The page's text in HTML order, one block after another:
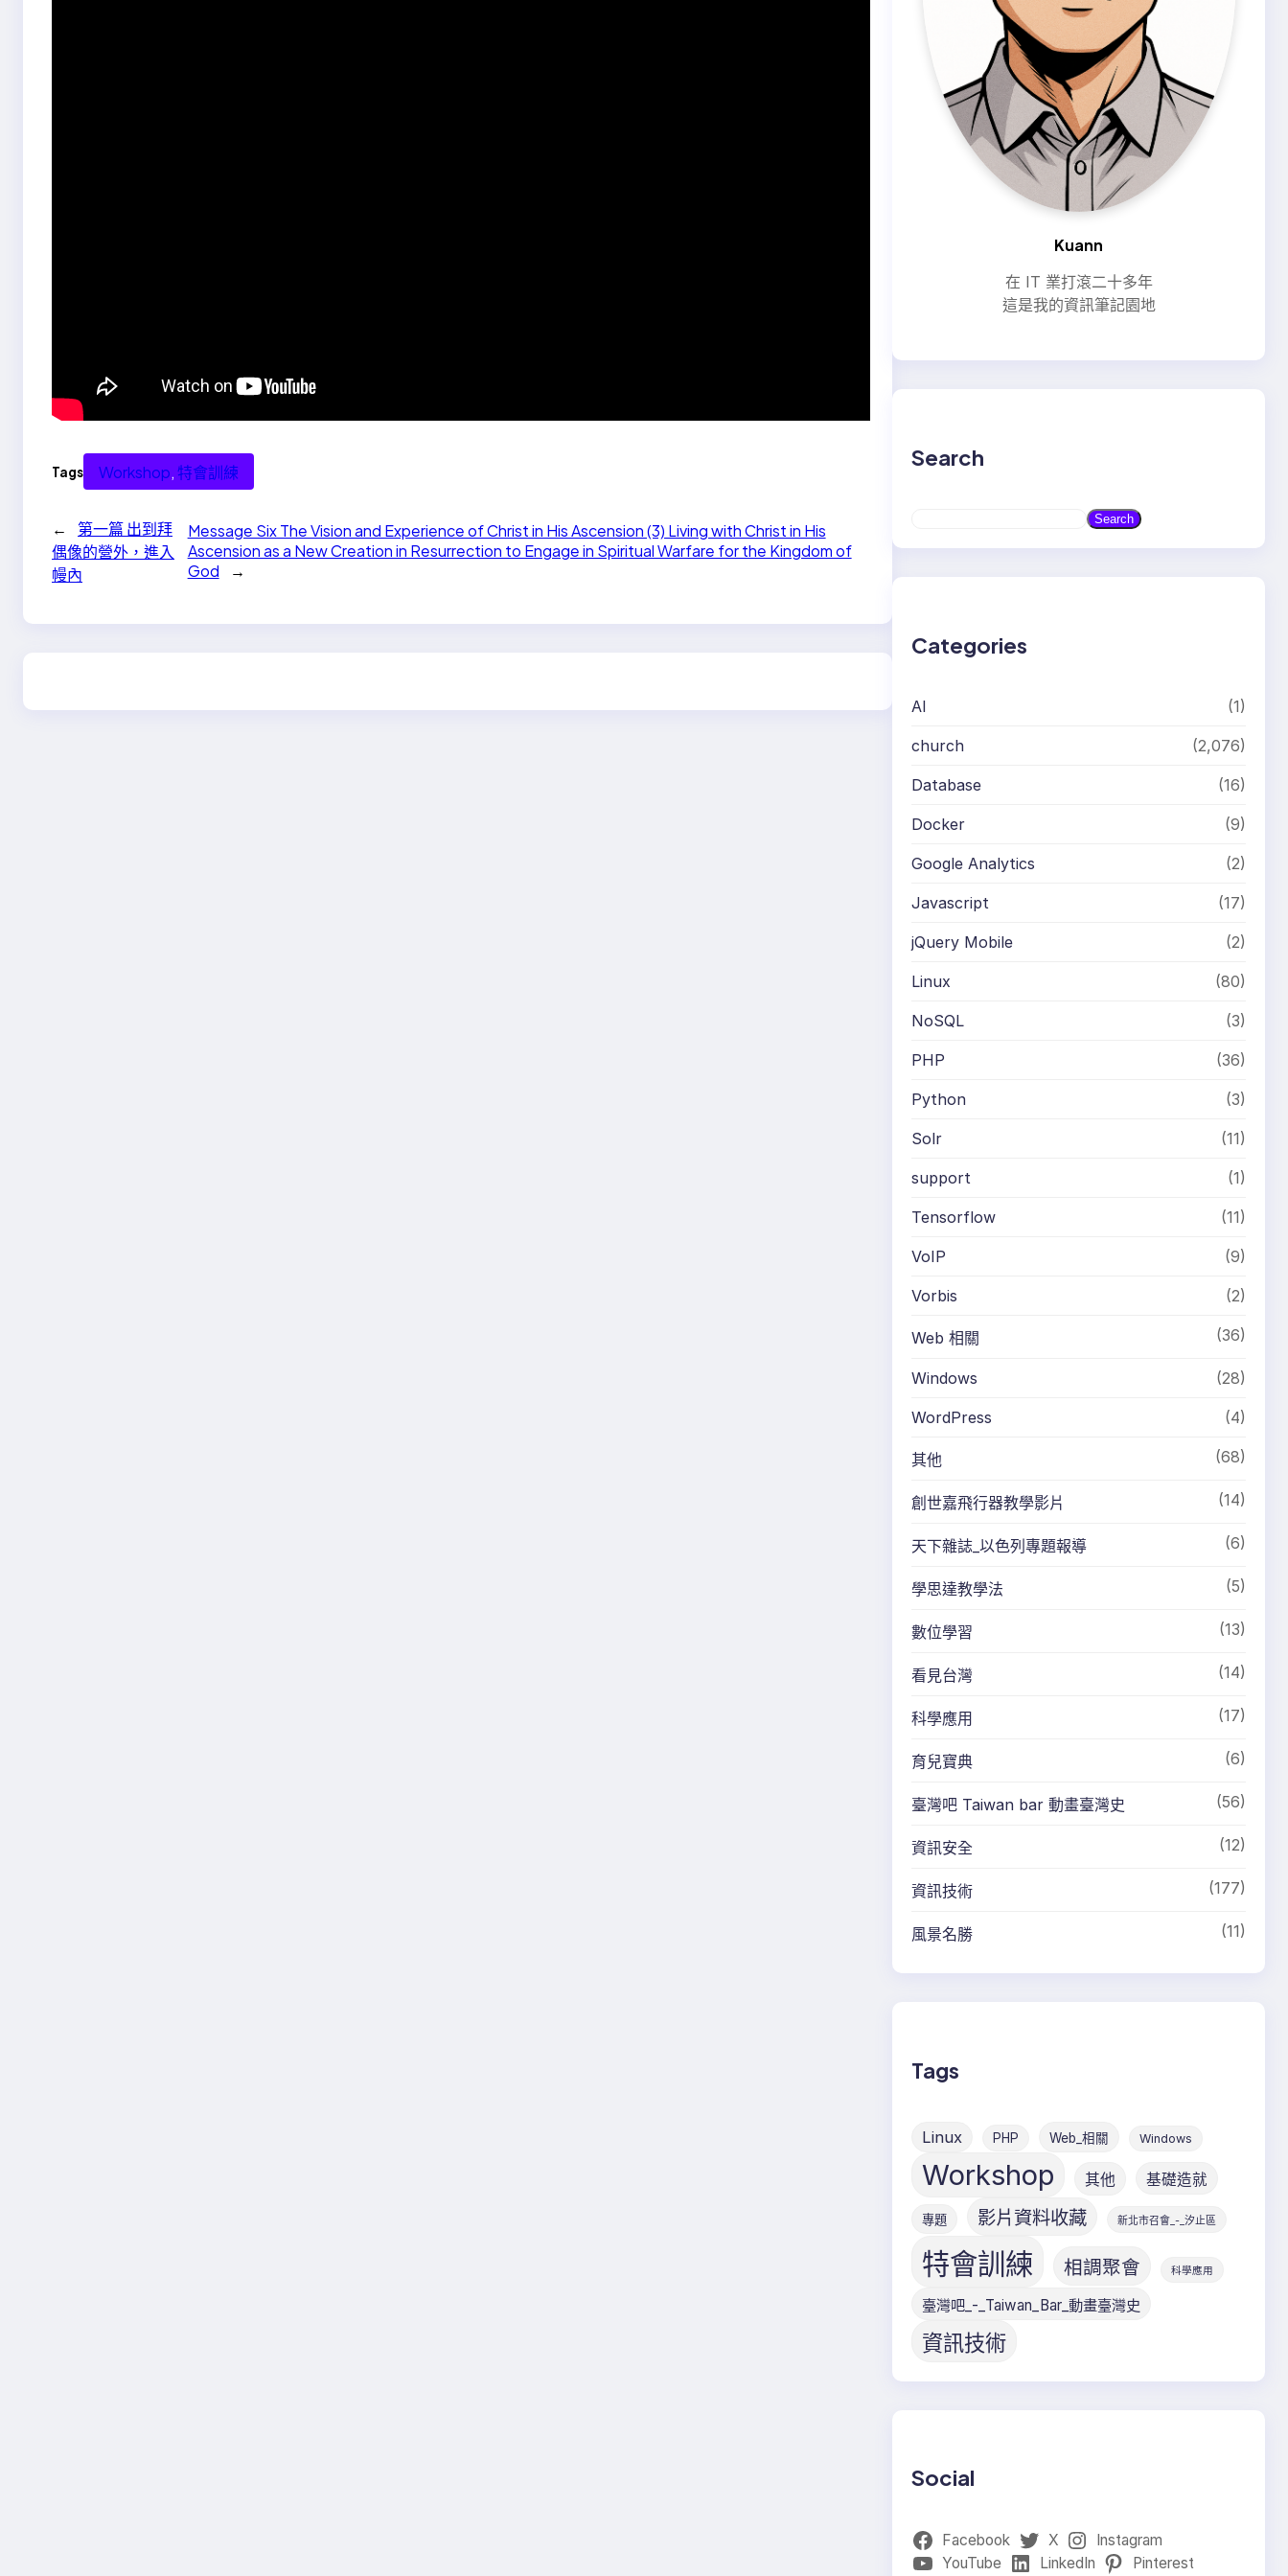
Tags Workshop, 特會訓練
←
第一篇 出到拜
偶像的營外，進入
幔內
Message Six The Vision and Experience of Christ in His Ascension (3) Living with Christ in His
Ascension as a New Creation in Resurrection to Engage in Spiritual Warfare for the Kingdom of
God
→
Kuann
在 IT 業打滾二十多年
這是我的資訊筆記園地
Search
Search
Categories
AI (1)
church (2,076)
Database (16)
Docker (9)
Google Analytics (2)
Javascript (17)
jQuery Mobile (2)
Linux (80)
NoSQL (3)
PHP (36)
Python (3)
Solr (11)
support (1)
Tensorflow (11)
VoIP (9)
Vorbis (2)
Web 相關 (36)
Windows (28)
WordPress (4)
其他 (68)
創世嘉飛行器教學影片 (14)
天下雜誌_以色列專題報導 (6)
學思達教學法 (5)
數位學習 (13)
看見台灣 (14)
科學應用 (17)
育兒寶典 (6)
臺灣吧 Taiwan bar 動畫臺灣史 (56)
資訊安全 (12)
資訊技術 (177)
風景名勝 (11)
Tags
Linux PHP Web_相關 Windows
Workshop 其他 基礎造就
專題 影片資料收藏 新北市召會_-_汐止區
特會訓練 相調聚會 科學應用
臺灣吧_-_Taiwan_Bar_動畫臺灣史
資訊技術
Social
Facebook X
Instagram
YouTube
LinkedIn Pinterest